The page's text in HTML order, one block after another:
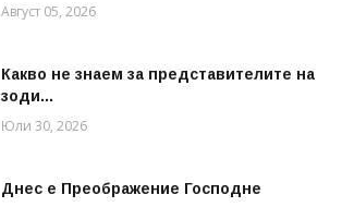
Август 05, 2026
Какво не знаем за представителите на
зоди...
Юли 30, 2026
Днес е Преображение Господне